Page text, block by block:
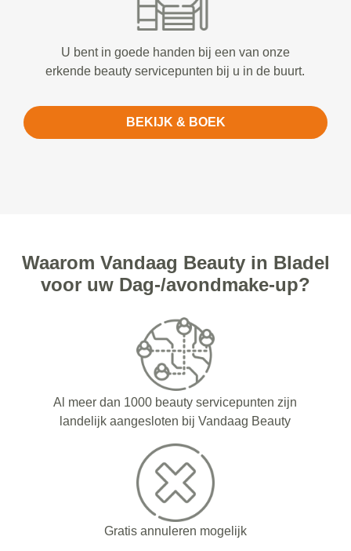
U bent in goede handen bij een van onze
erkende beauty servicepunten bij u in de buurt.
BEKIJK & BOEK
Waarom Vandaag Beauty in Bladel
voor uw Dag-/avondmake-up?
Al meer dan 1000 beauty servicepunten zijn
landelijk aangesloten bij Vandaag Beauty
Gratis annuleren mogelijk